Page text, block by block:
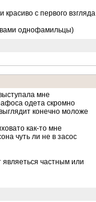
с первого взгляда
вами однофамильцы)
мне
одета скромно
конечно моложе
как-то мне
чуть ли не в засос
частным или